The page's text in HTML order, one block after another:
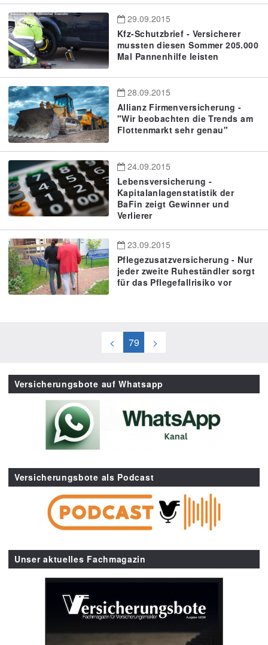
29.09.2015
Kfz-Schutzbrief - Versicherer
mussten diesen Sommer 205.000
Mal Pannenhilfe leisten
28.09.2015
Allianz Firmenversicherung -
"Wir beobachten die Trends am
Flottenmarkt sehr genau"
24.09.2015
Lebensversicherung -
Kapitalanlagenstatistik der
BaFin zeigt Gewinner und
Verlierer
23.09.2015
Pflegezusatzversicherung - Nur
jeder zweite Ruheständler sorgt
für das Pflegefallrisiko vor
< 79 >
Versicherungsbote auf Whatsapp
Versicherungsbote als Podcast
Unser aktuelles Fachmagazin